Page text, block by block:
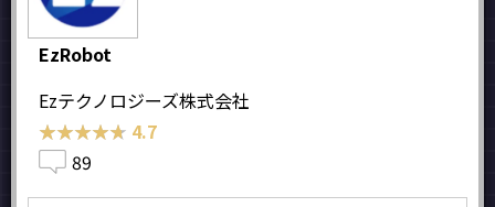
EzRobot
Ezテクノロジーズ株式会社
★★★★★
★★★★★ 4.7
89